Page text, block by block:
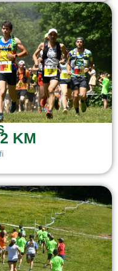
KM